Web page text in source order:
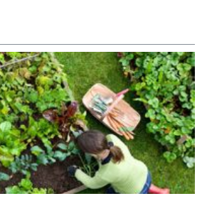
ეპიდემია: აშშ-ში
და ნაწლავურ
- რა უნდა ვიცოდეთ
13:36 / 09-08-2026
24 წლის ფეხბურთელს თამაშის
დროს ელვამ დაარტყა,
დაშავდა 12 ადამიანი -
ვრცელდება ტრაგიკული
მომენტის ამსახველი კადრები
ტაილანდიდან